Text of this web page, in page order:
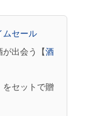
ムセール
が出会う【酒
をセットで贈